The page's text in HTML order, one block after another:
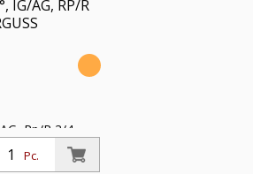
IG/AG, RP/R
Rp/R 3/4,
bis 300 °C,
feuerverzinkt,
Pc.